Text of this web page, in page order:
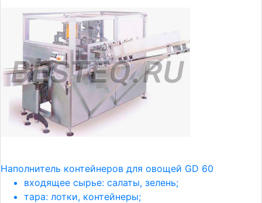
Наполнитель контейнеров для овощей GD 60
входящее сырье: салаты, зелень;
тара: лотки, контейнеры;